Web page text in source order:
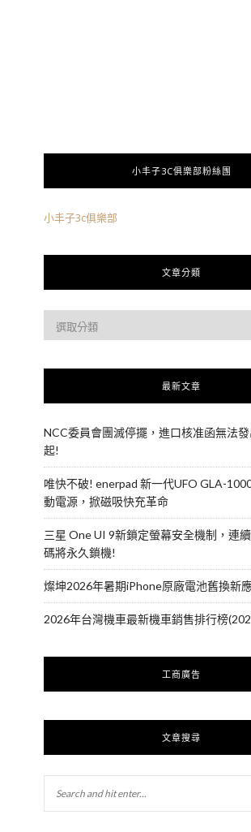
小丰子3C俱樂部粉絲團
小丰子3c俱樂部
文章分類
最新文章
NCC委員會團滅停擺，進口核准函無法
起!
唯快不破! enerpad 新一代UFO GLA-
動電源，掀磁吸快充革命
三星 One UI 9新鎖定螢幕安全機制，連
碼將永久鎖機!
燦坤2026年暑期iPhone原廠電池舊換新
2026年台灣機車最新機車銷售排行榜
工商廣告
文章搜尋